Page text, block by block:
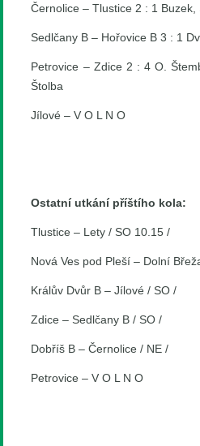
Černolice – Tlustice 2 : 1 Buzek,
Sedlčany B – Hořovice B 3 : 1
Petrovice – Zdice 2 : 4 O.
Štolba
Jílové – V O L N O
Ostatní utkání příštího kola:
Tlustice – Lety / SO 10.15 /
Nová Ves pod Pleší – Dolní
Králův Dvůr B – Jílové / SO /
Zdice – Sedlčany B / SO /
Dobříš B – Černolice / NE /
Petrovice – V O L N O